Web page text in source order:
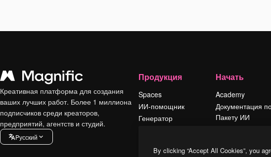
Креативная платформа для создания
ваших лучших работ. Более 1 миллиона
подписчиков среди креаторов,
предприятий, агентств и студий.
Pусский
Продукция
Spaces
ИИ-помощник
Генератор
Начать
Academy
Документация
Пакету ИИ
Условия и
By clicking “Accept All Cookies”, you